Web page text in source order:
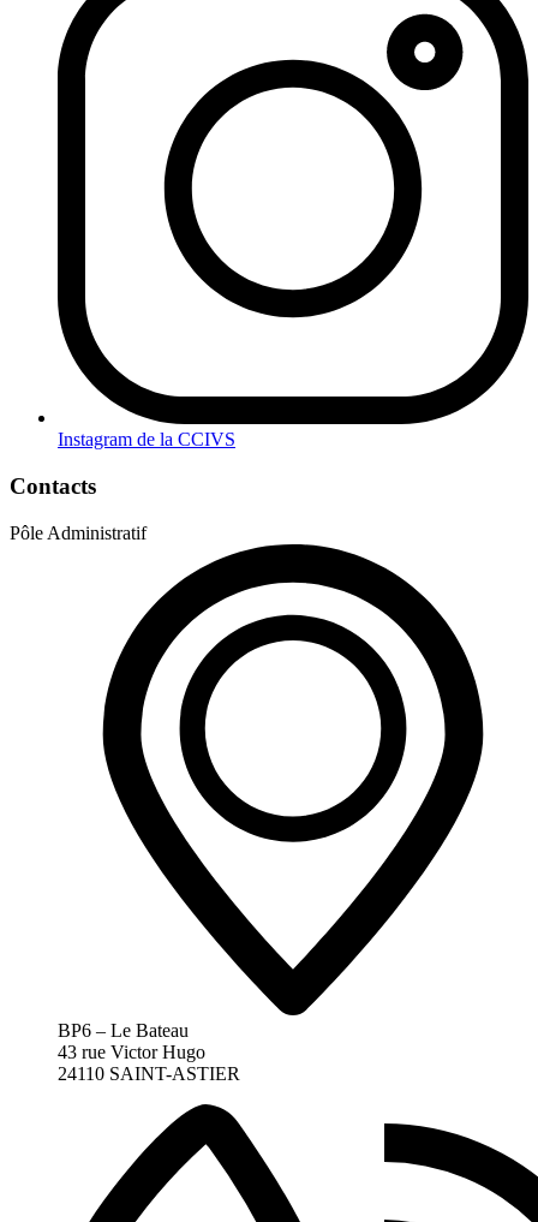
Instagram de la CCIVS
Contacts
Pôle Administratif
BP6 – Le Bateau
43 rue Victor Hugo
24110 SAINT-ASTIER